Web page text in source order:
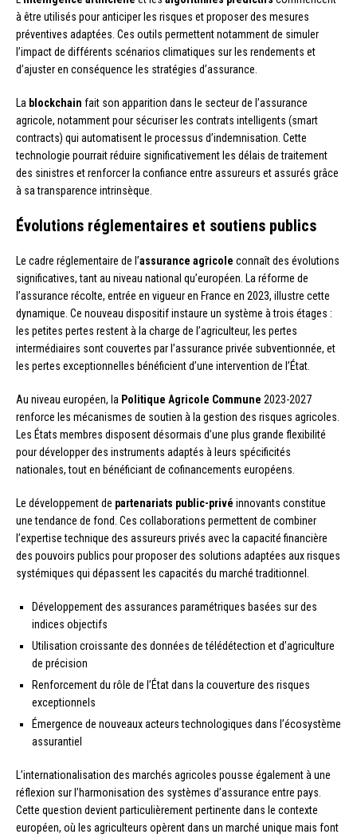
à être utilisés pour anticiper les risques et proposer des mesures
préventives adaptées. Ces outils permettent notamment de simuler
l’impact de différents scénarios climatiques sur les rendements et
d’ajuster en conséquence les stratégies d’assurance.
La blockchain fait son apparition dans le secteur de l’assurance
agricole, notamment pour sécuriser les contrats intelligents (smart
contracts) qui automatisent le processus d’indemnisation. Cette
technologie pourrait réduire significativement les délais de traitement
des sinistres et renforcer la confiance entre assureurs et assurés grâce
à sa transparence intrinsèque.
Évolutions réglementaires et soutiens publics
Le cadre réglementaire de l’assurance agricole connaît des évolutions
significatives, tant au niveau national qu’européen. La réforme de
l’assurance récolte, entrée en vigueur en France en 2023, illustre cette
dynamique. Ce nouveau dispositif instaure un système à trois étages :
les petites pertes restent à la charge de l’agriculteur, les pertes
intermédiaires sont couvertes par l’assurance privée subventionnée, et
les pertes exceptionnelles bénéficient d’une intervention de l’État.
Au niveau européen, la Politique Agricole Commune 2023-2027
renforce les mécanismes de soutien à la gestion des risques agricoles.
Les États membres disposent désormais d’une plus grande flexibilité
pour développer des instruments adaptés à leurs spécificités
nationales, tout en bénéficiant de cofinancements européens.
Le développement de partenariats public-privé innovants constitue
une tendance de fond. Ces collaborations permettent de combiner
l’expertise technique des assureurs privés avec la capacité financière
des pouvoirs publics pour proposer des solutions adaptées aux risques
systémiques qui dépassent les capacités du marché traditionnel.
Développement des assurances paramétriques basées sur des
indices objectifs
Utilisation croissante des données de télédétection et d’agriculture
de précision
Renforcement du rôle de l’État dans la couverture des risques
exceptionnels
Émergence de nouveaux acteurs technologiques dans l’écosystème
assurantiel
L’internationalisation des marchés agricoles pousse également à une
réflexion sur l’harmonisation des systèmes d’assurance entre pays.
Cette question devient particulièrement pertinente dans le contexte
européen, où les agriculteurs opèrent dans un marché unique mais font